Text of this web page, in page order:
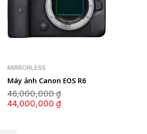
MIRRORLESS
Máy ảnh Canon EOS R6
46,000,000₫
44,000,000 ₫